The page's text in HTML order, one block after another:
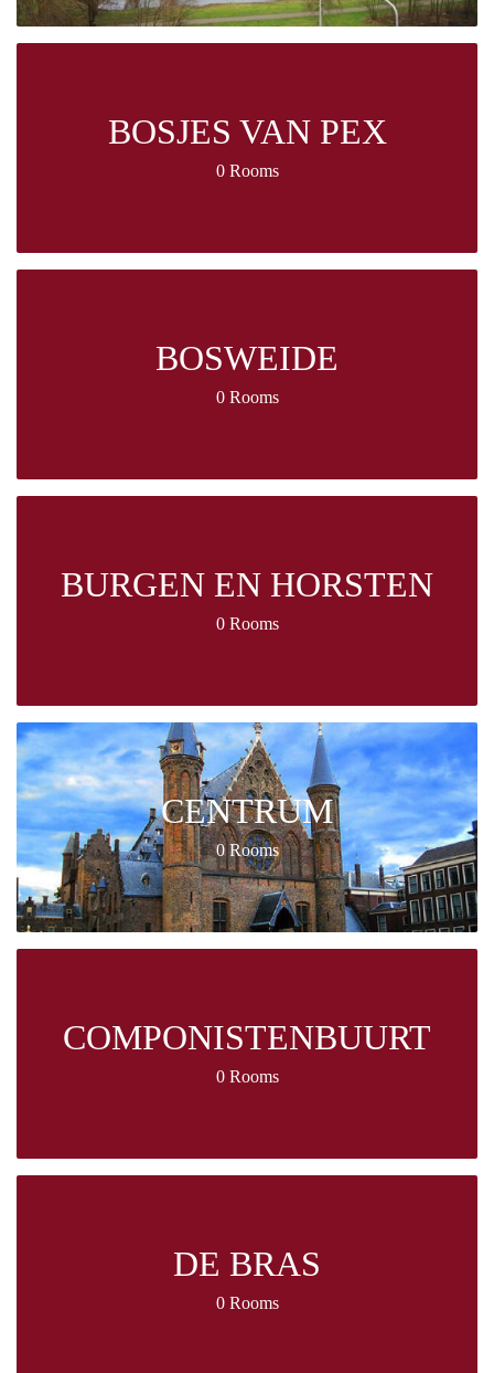
BOSJES VAN PEX
0 Rooms
BOSWEIDE
0 Rooms
BURGEN EN HORSTEN
0 Rooms
CENTRUM
0 Rooms
COMPONISTENBUURT
0 Rooms
DE BRAS
0 Rooms